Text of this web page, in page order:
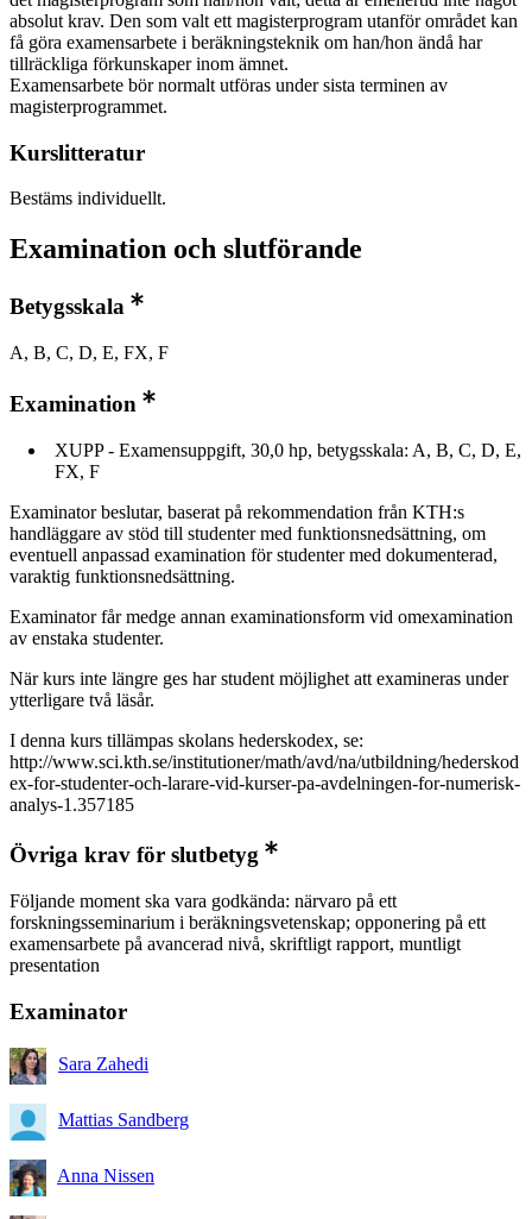
absolut krav. Den som valt ett magisterprogram utanför området kan
få göra examensarbete i beräkningsteknik om han/hon ändå har
tillräckliga förkunskaper inom ämnet.
Examensarbete bör normalt utföras under sista terminen av
magisterprogrammet.
Kurslitteratur
Bestäms individuellt.
Examination och slutförande
Betygsskala
A, B, C, D, E, FX, F
Examination
XUPP - Examensuppgift, 30,0 hp, betygsskala: A, B, C, D, E,
FX, F
Examinator beslutar, baserat på rekommendation från KTH:s
handläggare av stöd till studenter med funktionsnedsättning, om
eventuell anpassad examination för studenter med dokumenterad,
varaktig funktionsnedsättning.
Examinator får medge annan examinationsform vid omexamination
av enstaka studenter.
När kurs inte längre ges har student möjlighet att examineras under
ytterligare två läsår.
I denna kurs tillämpas skolans hederskodex, se:
http://www.sci.kth.se/institutioner/math/avd/na/utbildning/hederskod
ex-for-studenter-och-larare-vid-kurser-pa-avdelningen-for-numerisk-
analys-1.357185
Övriga krav för slutbetyg
Följande moment ska vara godkända: närvaro på ett
forskningsseminarium i beräkningsvetenskap; opponering på ett
examensarbete på avancerad nivå, skriftligt rapport, muntligt
presentation
Examinator
Sara Zahedi
Mattias Sandberg
Anna Nissen